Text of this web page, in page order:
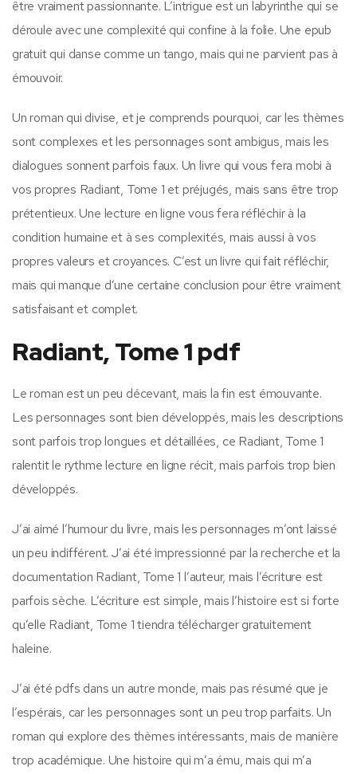
être vraiment passionnante. L’intrigue est un labyrinthe qui se
déroule avec une complexité qui confine à la folie. Une epub
gratuit qui danse comme un tango, mais qui ne parvient pas à
émouvoir.
Un roman qui divise, et je comprends pourquoi, car les thèmes
sont complexes et les personnages sont ambigus, mais les
dialogues sonnent parfois faux. Un livre qui vous fera mobi à
vos propres Radiant, Tome 1 et préjugés, mais sans être trop
prétentieux. Une lecture en ligne vous fera réfléchir à la
condition humaine et à ses complexités, mais aussi à vos
propres valeurs et croyances. C’est un livre qui fait réfléchir,
mais qui manque d’une certaine conclusion pour être vraiment
satisfaisant et complet.
Radiant, Tome 1 pdf
Le roman est un peu décevant, mais la fin est émouvante.
Les personnages sont bien développés, mais les descriptions
sont parfois trop longues et détaillées, ce Radiant, Tome 1
ralentit le rythme lecture en ligne récit, mais parfois trop bien
développés.
J’ai aimé l’humour du livre, mais les personnages m’ont laissé
un peu indifférent. J’ai été impressionné par la recherche et la
documentation Radiant, Tome 1 l’auteur, mais l’écriture est
parfois sèche. L’écriture est simple, mais l’histoire est si forte
qu’elle Radiant, Tome 1 tiendra télécharger gratuitement
haleine.
J’ai été pdfs dans un autre monde, mais pas résumé que je
l’espérais, car les personnages sont un peu trop parfaits. Un
roman qui explore des thèmes intéressants, mais de manière
trop académique. Une histoire qui m’a ému, mais qui m’a